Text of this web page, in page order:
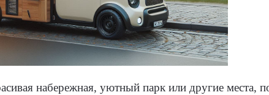
набережная, уютный парк или другие